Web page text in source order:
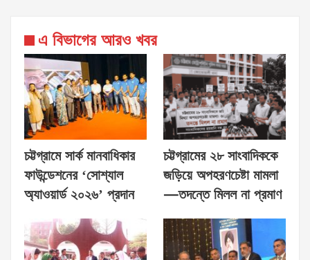
এ বিভাগের আরও খবর
চট্টগ্রামে সার্ক মানবাধিকার
ফাউন্ডেশনের ‘সোশ্যাল
অ্যাওয়ার্ড ২০২৬’ প্রদান
চট্টগ্রামের ২৮ সাংবাদিককে
জড়িয়ে অপহরণচেষ্টা মামলা
—তদন্তে মিলল না প্রমাণ